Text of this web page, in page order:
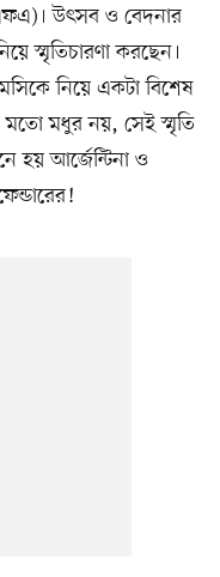
উৎসব ও বেদনার
স্মৃতিচারণা করছেন।
নিয়ে একটা বিশেষ
মতো মধুর নয়, সেই স্মৃতি
হয় আর্জেন্টিনা ও